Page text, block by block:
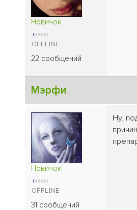
Новичок
22 сообщений
Мэрфи
Новичок
31 сообщений
Ну,